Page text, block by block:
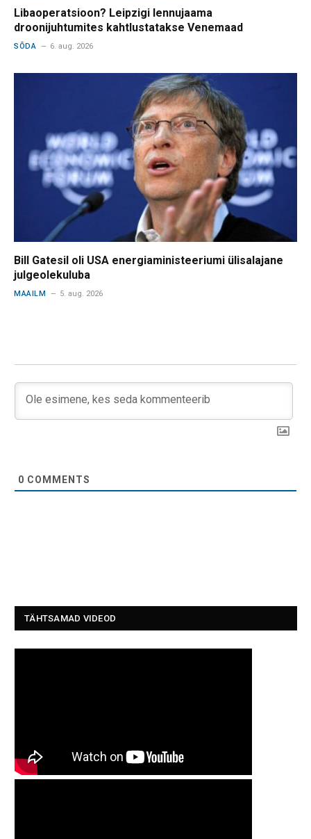
Libaoperatsioon? Leipzigi lennujaama
droonijuhtumites kahtlustatakse Venemaad
SÕDA 6. aug. 2026
Bill Gatesil oli USA energiaministeeriumi ülisalajane
julgeolekuluba
MAAILM 5. aug. 2026
0 COMMENTS
TÄHTSAMAD VIDEOD